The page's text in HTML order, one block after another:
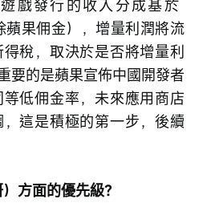
戲發行的收入分成基於
蘋果佣金），增量利潤將流
稅，取決於是否將增量利
要的是蘋果宣佈中國開發者
低佣金率，未來應用商店
這是積極的第一步，後續
方面的優先級？